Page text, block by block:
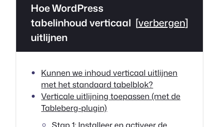
Hoe WordPress
tabelinhoud verticaal
uitlijnen
[verbergen]
Kunnen we inhoud verticaal uitlijnen
met het standaard tabelblok?
Verticale uitlijning toepassen (met de
Tableberg-plugin)